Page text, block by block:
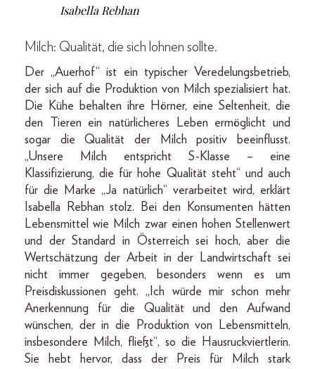
Isabella Rebhan
Milch: Qualität, die sich lohnen sollte.
Der „Auerhof“ ist ein typischer Veredelungsbetrieb,
der sich auf die Produktion von Milch spezialisiert hat.
Die Kühe behalten ihre Hörner, eine Seltenheit, die
den Tieren ein natürlicheres Leben ermöglicht und
sogar die Qualität der Milch positiv beeinflusst.
„Unsere Milch entspricht S-Klasse – eine
Klassifizierung, die für hohe Qualität steht“ und auch
für die Marke „Ja natürlich“ verarbeitet wird, erklärt
Isabella Rebhan stolz. Bei den Konsumenten hätten
Lebensmittel wie Milch zwar einen hohen Stellenwert
und der Standard in Österreich sei hoch, aber die
Wertschätzung der Arbeit in der Landwirtschaft sei
nicht immer gegeben, besonders wenn es um
Preisdiskussionen geht. „Ich würde mir schon mehr
Anerkennung für die Qualität und den Aufwand
wünschen, der in die Produktion von Lebensmitteln,
insbesondere Milch, fließt“, so die Hausruckviertlerin.
Sie hebt hervor, dass der Preis für Milch stark